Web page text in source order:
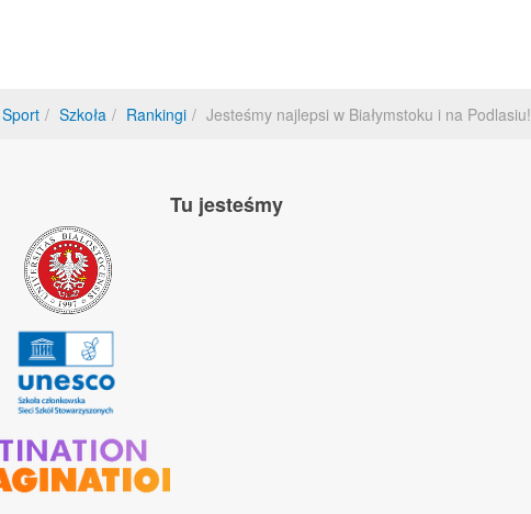
Sport Szkoła Rankingi Jesteśmy najlepsi w Białymstoku i na Podlasiu!
Tu jesteśmy